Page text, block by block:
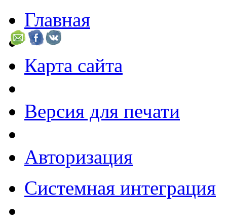
Главная
Карта сайта
Версия для печати
Авторизация
Системная интеграция